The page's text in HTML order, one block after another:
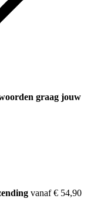
graag jouw
vanaf € 54,90